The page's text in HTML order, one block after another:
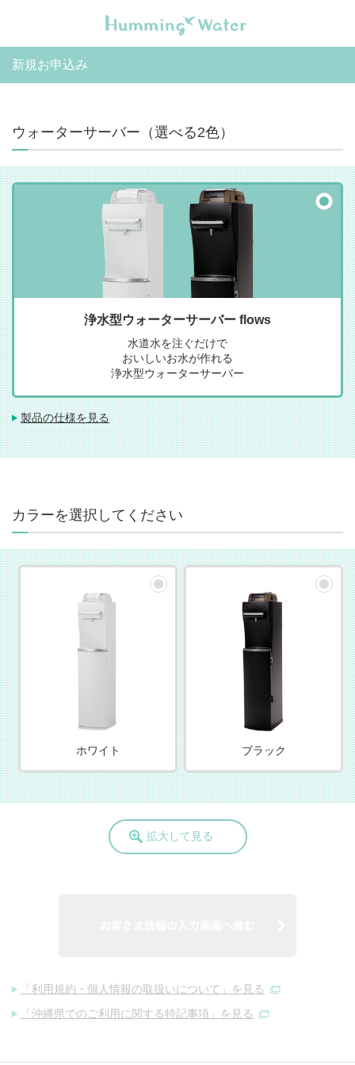
新規お申込み
ウォーターサーバー（選べる2色）
浄水型ウォーターサーバー flows
水道水を注ぐだけで
おいしいお水が作れる
浄水型ウォーターサーバー
製品の仕様を見る
カラーを選択してください
ホワイト ブラック
拡大して見る
「利用規約・個人情報の取扱いについて」を見る
「沖縄県でのご利用に関する特記事項」を見る